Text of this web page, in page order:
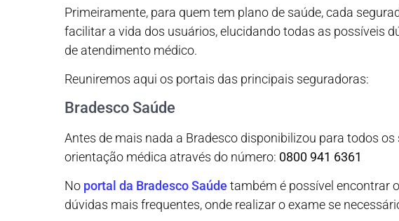
Primeiramente, para quem tem plano de saúde, cada
facilitar a vida dos usuários, elucidando todas as possíveis
de atendimento médico.
Reuniremos aqui os portais das principais seguradoras:
Bradesco Saúde
Antes de mais nada a Bradesco disponibilizou para todos
orientação médica através do número: 0800 941 6361
No portal da Bradesco Saúde também é possível encontrar
dúvidas mais frequentes, onde realizar o exame se